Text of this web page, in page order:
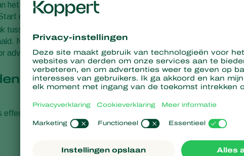
het klimaat, gewas en bladluisdichtheid en moet altijd worden
de introductie preventief kort na het planten van het gewas.
tussen de 0,25 en 4
Neem contact op met een Koppert-adviseur of een erkende
advies over de beste strategie voor uw situatie.
voor gebruik van Aphelinus
effectief tussen 15 en 35°C.